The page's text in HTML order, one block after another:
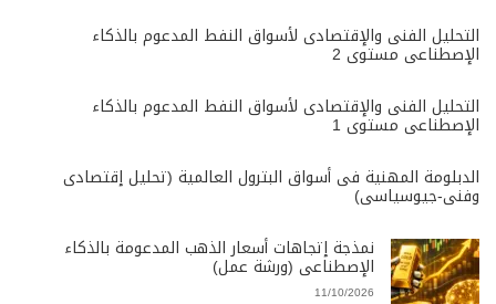
التحليل الفنى والإقتصادى لأسواق النفط المدعوم بالذكاء
الإصطناعى مستوى 2
التحليل الفنى والإقتصادى لأسواق النفط المدعوم بالذكاء
الإصطناعى مستوى 1
الدبلومة المهنية فى أسواق البترول العالمية (تحليل إقتصادى
وفنى-جيوسياسى)
نمذجة إتجاهات أسعار الذهب المدعومة بالذكاء
الإصطناعى (ورشة عمل)
11/10/2026